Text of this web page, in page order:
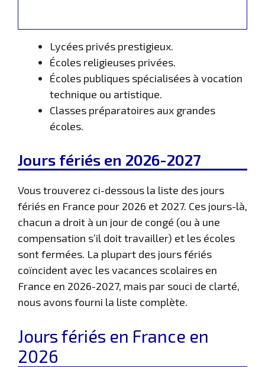
Lycées privés prestigieux.
Écoles religieuses privées.
Écoles publiques spécialisées à vocation
technique ou artistique.
Classes préparatoires aux grandes
écoles.
Jours fériés en 2026-2027
Vous trouverez ci-dessous la liste des jours
fériés en France pour 2026 et 2027. Ces jours-là,
chacun a droit à un jour de congé (ou à une
compensation s’il doit travailler) et les écoles
sont fermées. La plupart des jours fériés
coïncident avec les vacances scolaires en
France en 2026-2027, mais par souci de clarté,
nous avons fourni la liste complète.
Jours fériés en France en
2026